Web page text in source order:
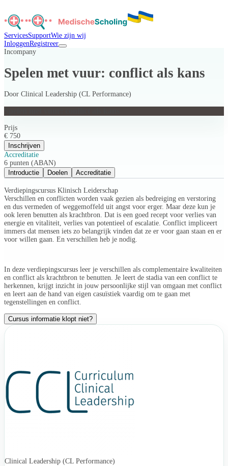
ServicesSupportWie zijn wij
InloggenRegistreer
Incompany
Spelen met vuur: conflict als kans
Door Clinical Leadership (CL Performance)
Prijs
€ 750
Inschrijven
Accreditatie
6 punten (ABAN)
Introductie
Doelen Accreditatie
Verdiepingscursus Klinisch Leiderschap
Verschillen en conflicten worden vaak gezien als bedreiging en verstoring
en dus vermeden of weggemoffeld uit angst voor erger. Maar deze kun je
ook leren benutten als krachtbron. Dat is een goed recept voor verlies van
energie en vitaliteit, verlies van potentieel of escalatie. Conflict impliceert
immers dat mensen iets zo belangrijk vinden dat ze er voor gaan staan en er
voor willen gaan. En verschillen heb je nodig.
In deze verdiepingscursus leer je verschillen als complementaire kwaliteiten
en conflict als krachtbron te benutten. Je leert de stadia van een conflict te
herkennen, krijgt inzicht in jouw persoonlijke stijl van omgaan met conflict
en leert aan de hand van eigen casuïstiek vaardig om te gaan met
tegenstellingen en conflict.
Cursus informatie klopt niet?
Clinical Leadership (CL Performance)